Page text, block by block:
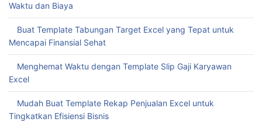
Waktu dan Biaya
Buat Template Tabungan Target Excel yang Tepat untuk
Mencapai Finansial Sehat
Menghemat Waktu dengan Template Slip Gaji Karyawan
Excel
Mudah Buat Template Rekap Penjualan Excel untuk
Tingkatkan Efisiensi Bisnis